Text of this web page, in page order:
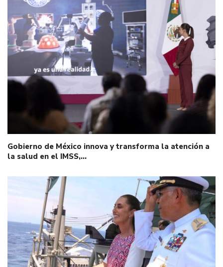
Gobierno de México innova y transforma la atención a
la salud en el IMSS,…